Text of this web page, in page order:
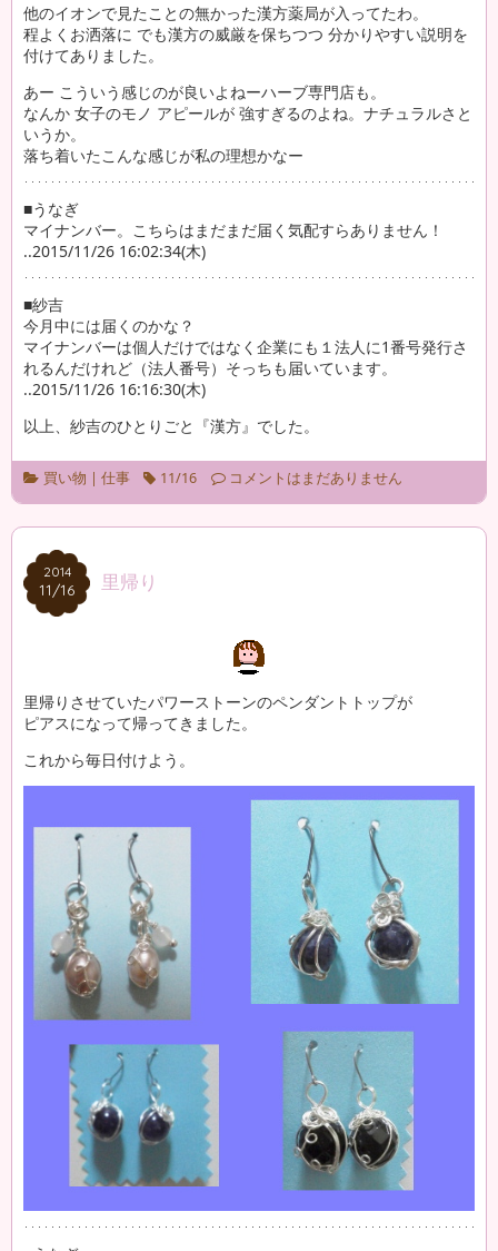
他のイオンで見たことの無かった漢方薬局が入ってたわ。
程よくお洒落に でも漢方の威厳を保ちつつ 分かりやすい説明を
付けてありました。
あー こういう感じのが良いよねーハーブ専門店も。
なんか 女子のモノ アピールが 強すぎるのよね。ナチュラルさと
いうか。
落ち着いたこんな感じが私の理想かなー
■うなぎ
マイナンバー。こちらはまだまだ届く気配すらありません！
..2015/11/26 16:02:34(木)
■紗吉
今月中には届くのかな？
マイナンバーは個人だけではなく企業にも１法人に1番号発行さ
れるんだけれど（法人番号）そっちも届いています。
..2015/11/26 16:16:30(木)
以上、紗吉のひとりごと『漢方』でした。
買い物 | 仕事 11/16 コメントはまだありません
2014
11/16
2014
11/16 里帰り
里帰りさせていたパワーストーンのペンダントトップが
ピアスになって帰ってきました。
これから毎日付けよう。